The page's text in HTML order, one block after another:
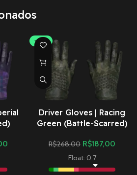
-30%
Driver Gloves | Racing
Green (Battle-Scarred)
R$268,00 R$187,00
Float: 0.7